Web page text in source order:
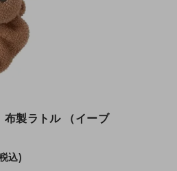
製ラトル （イーブ
込)